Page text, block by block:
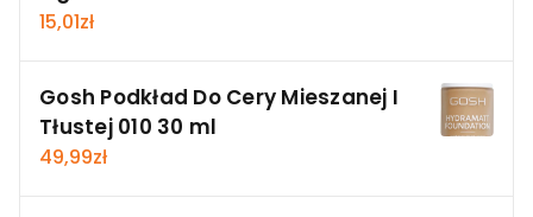
15,01zł
Gosh Podkład Do Cery Mieszanej I
Tłustej 010 30 ml
49,99zł